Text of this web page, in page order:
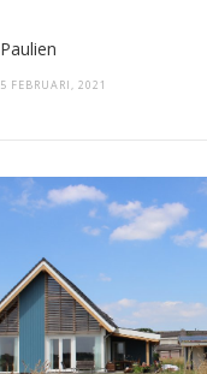
Paulien
5 FEBRUARI, 2021